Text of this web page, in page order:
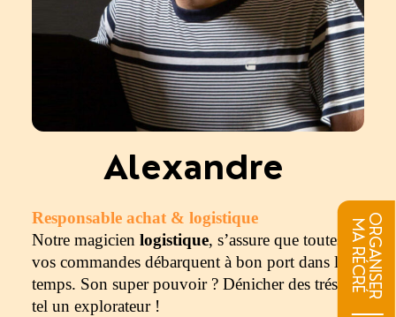
ORGANISER
MA RÉCRÉ
Alexandre
Responsable achat & logistique
Notre magicien logistique, s’assure que toutes
vos commandes débarquent à bon port dans les
temps. Son super pouvoir ? Dénicher des trésors
tel un explorateur !